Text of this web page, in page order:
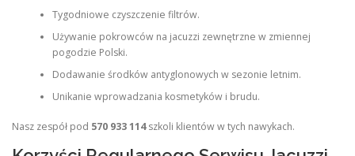
Tygodniowe czyszczenie filtrów.
Używanie pokrowców na jacuzzi zewnętrzne w zmiennej
pogodzie Polski.
Dodawanie środków antyglonowych w sezonie letnim.
Unikanie wprowadzania kosmetyków i brudu.
Nasz zespół pod 570 933 114szkoli klientów w tych nawykach.